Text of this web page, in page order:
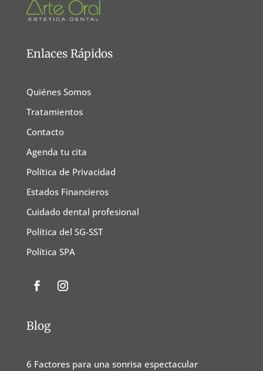
Enlaces Rápidos
Quiénes Somos
Tratamientos
Contacto
Agenda tu cita
Política de Privacidad
Estados Financieros
Cuidado dental profesional
Política del SG-SST
Política SPA
Blog
6 Factores para una sonrisa espectacular